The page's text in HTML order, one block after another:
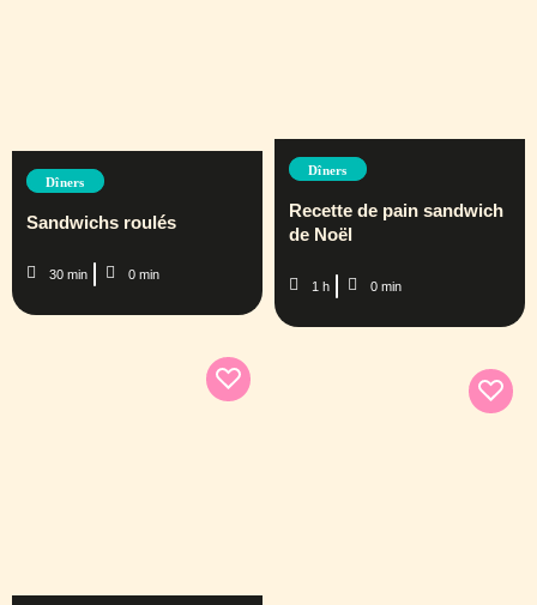
Dîners
Sandwichs roulés
30 min 0 min
Dîners
Recette de pain sandwich
de Noël
1 h 0 min